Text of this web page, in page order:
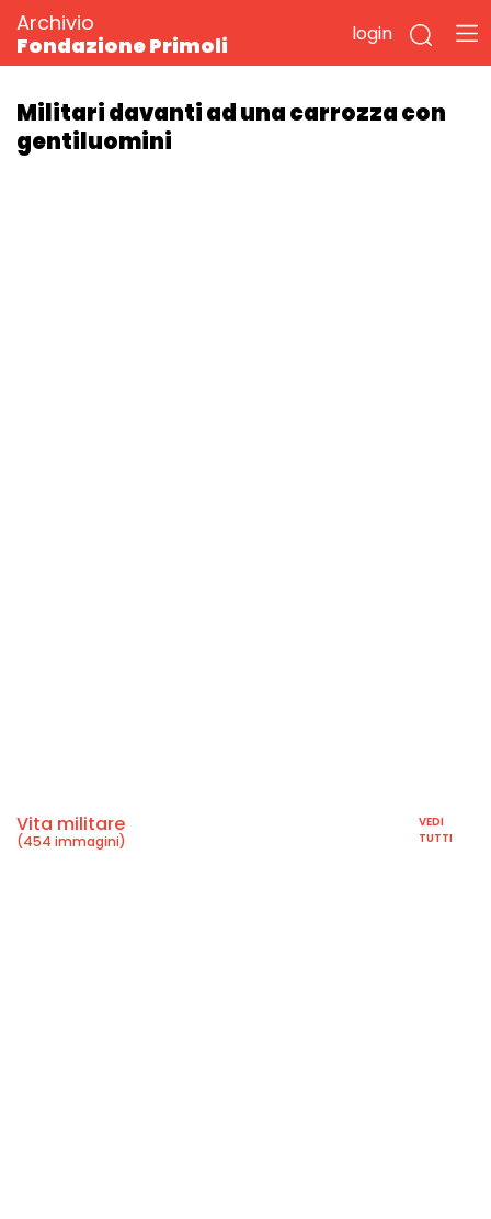
Archivio
Fondazione Primoli
login
Militari davanti ad una carrozza con
gentiluomini
Vita militare
(454 immagini)
VEDI
TUTTI